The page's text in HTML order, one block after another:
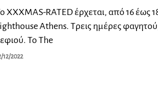
XXXMAS-RATED έρχεται, από 16 έως
Athens. Τρεις ημέρες
Το Τhe
12/2022